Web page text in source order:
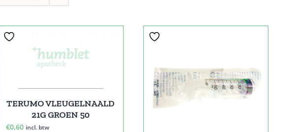
TERUMO VLEUGELNAALD
21G GROEN 50
€0,60 incl. btw